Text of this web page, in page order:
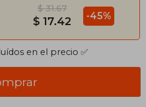
$ 31.67
$ 17.42 -45%
en el precio ✅